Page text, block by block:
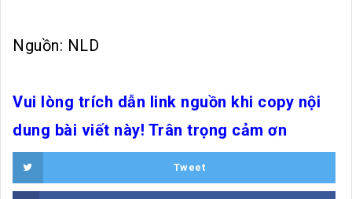
Nguồn: NLD
Vui lòng trích dẫn link nguồn khi copy nội
dung bài viết này! Trân trọng cảm ơn
Tweet